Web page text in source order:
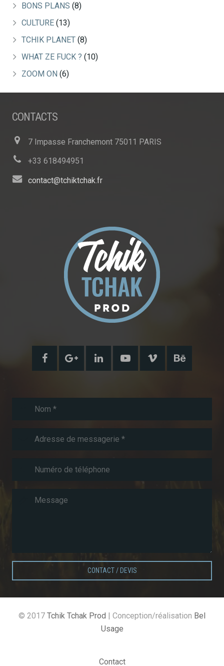
BONS PLANS (8)
CULTURE (13)
TCHIK PLANET (8)
WHAT ZE FUCK ? (10)
ZOOM ON (6)
CONTACTS
7 Impasse Franchemont 75011 PARIS
+33 618494951
contact@tchiktchak.fr
CONTACT / DEVIS
© 2017 Tchik Tchak Prod | Conception/réalisation Bel
Usage
Contact